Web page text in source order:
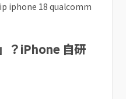
？iPhone 自研